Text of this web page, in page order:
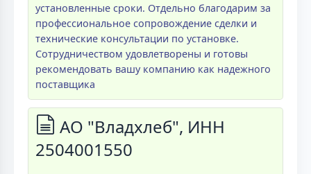
установленные сроки. Отдельно благодарим за
профессиональное сопровождение сделки и
технические консультации по установке.
Сотрудничеством удовлетворены и готовы
рекомендовать вашу компанию как надежного
поставщика
АО "Владхлеб", ИНН
2504001550